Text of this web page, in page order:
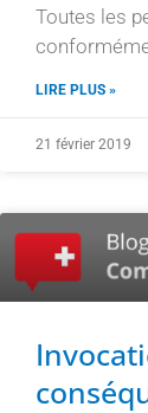
Toutes les
LIRE PLUS »
21 février 2019